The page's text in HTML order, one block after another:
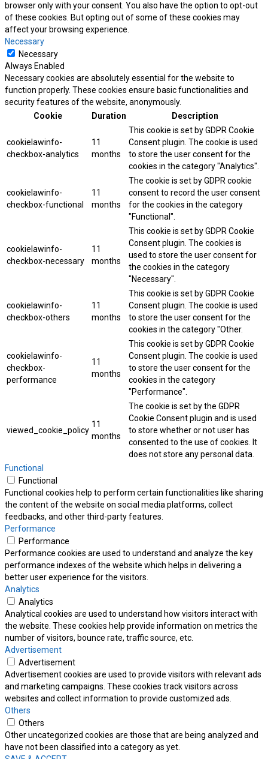
browser only with your consent. You also have the option to opt-out
of these cookies. But opting out of some of these cookies may
affect your browsing experience.
Necessary
Necessary
Always Enabled
Necessary cookies are absolutely essential for the website to
function properly. These cookies ensure basic functionalities and
security features of the website, anonymously.
Cookie
Duration Description
cookielawinfo-
checkbox-analytics
11
months
This cookie is set by GDPR Cookie
Consent plugin. The cookie is used
to store the user consent for the
cookies in the category "Analytics".
cookielawinfo-
checkbox-functional
11
months
The cookie is set by GDPR cookie
consent to record the user consent
for the cookies in the category
"Functional".
cookielawinfo-
checkbox-necessary
11
months
This cookie is set by GDPR Cookie
Consent plugin. The cookies is
used to store the user consent for
the cookies in the category
"Necessary".
cookielawinfo-
checkbox-others
11
months
This cookie is set by GDPR Cookie
Consent plugin. The cookie is used
to store the user consent for the
cookies in the category "Other.
cookielawinfo-
checkbox-
performance
11
months
This cookie is set by GDPR Cookie
Consent plugin. The cookie is used
to store the user consent for the
cookies in the category
"Performance".
viewed_cookie_policy
11
months
The cookie is set by the GDPR
Cookie Consent plugin and is used
to store whether or not user has
consented to the use of cookies. It
does not store any personal data.
Functional
Functional
Functional cookies help to perform certain functionalities like sharing
the content of the website on social media platforms, collect
feedbacks, and other third-party features.
Performance
Performance
Performance cookies are used to understand and analyze the key
performance indexes of the website which helps in delivering a
better user experience for the visitors.
Analytics
Analytics
Analytical cookies are used to understand how visitors interact with
the website. These cookies help provide information on metrics the
number of visitors, bounce rate, traffic source, etc.
Advertisement
Advertisement
Advertisement cookies are used to provide visitors with relevant ads
and marketing campaigns. These cookies track visitors across
websites and collect information to provide customized ads.
Others
Others
Other uncategorized cookies are those that are being analyzed and
have not been classified into a category as yet.